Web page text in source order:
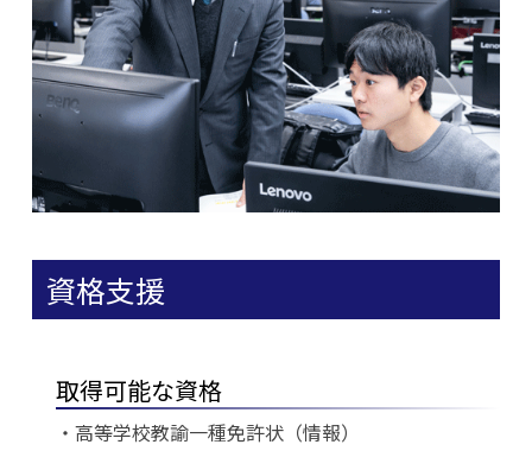
資格支援
取得可能な資格
・高等学校教諭一種免許状（情報）